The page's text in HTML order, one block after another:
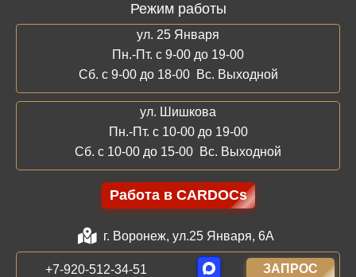
Режим работы
ул. 25 Января
Пн.-Пт. с 9-00 до 19-00
Сб. с 9-00 до 18-00 Вс. Выходной
ул. Шишкова
Пн.-Пт. с 10-00 до 19-00
Сб. с 10-00 до 15-00 Вс. Выходной
Работа в CARDOCs
г. Воронеж, ул.25 Января, 6А
+7-920-512-34-51 ЗАПРОС